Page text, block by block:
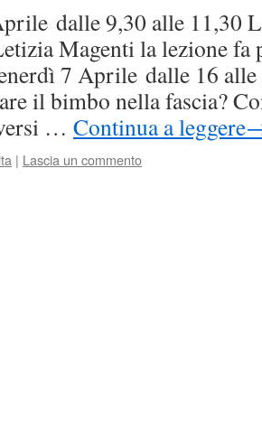
dalle 9,30 alle 11,30
Magenti la lezione fa
7 Aprile dalle 16
il bimbo nella fascia?
… Continua a leggere
| Lascia un commento